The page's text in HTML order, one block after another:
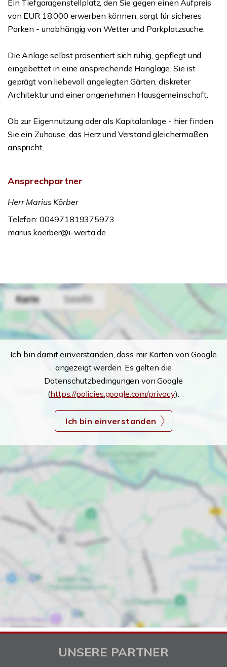
Ein Tiefgaragenstellplatz, den Sie gegen einen Aufpreis
von EUR 18.000 erwerben können, sorgt für sicheres
Parken - unabhängig von Wetter und Parkplatzsuche.
Die Anlage selbst präsentiert sich ruhig, gepflegt und
eingebettet in eine ansprechende Hanglage. Sie ist
geprägt von liebevoll angelegten Gärten, diskreter
Architektur und einer angenehmen Hausgemeinschaft.
Ob zur Eigennutzung oder als Kapitalanlage - hier finden
Sie ein Zuhause, das Herz und Verstand gleichermaßen
anspricht.
Ansprechpartner
Herr Marius Körber
Telefon: 004971819375973
marius.koerber@i-werta.de
Ich bin damit einverstanden, dass mir Karten von Google
angezeigt werden. Es gelten die
Datenschutzbedingungen von Google
(https://policies.google.com/privacy).
Ich bin einverstanden
UNSERE PARTNER